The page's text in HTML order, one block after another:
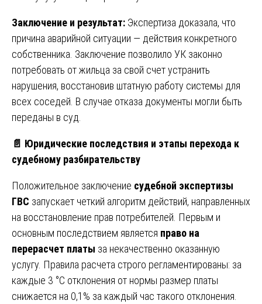
Заключение и результат: Экспертиза доказала, что
причина аварийной ситуации — действия конкретного
собственника. Заключение позволило УК законно
потребовать от жильца за свой счет устранить
нарушения, восстановив штатную работу системы для
всех соседей. В случае отказа документы могли быть
переданы в суд.
📄 Юридические последствия и этапы перехода к
судебному разбирательству
Положительное заключение судебной экспертизы
ГВС запускает четкий алгоритм действий, направленных
на восстановление прав потребителей. Первым и
основным последствием является право на
перерасчет платы за некачественно оказанную
услугу. Правила расчета строго регламентированы: за
каждые 3 °C отклонения от нормы размер платы
снижается на 0,1% за каждый час такого отклонения.